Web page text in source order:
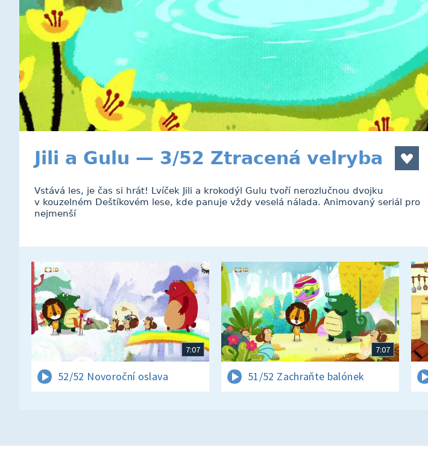
Jili a Gulu — 3/52 Ztracená velryba
Vstává les, je čas si hrát! Lvíček Jili a krokodýl Gulu tvoří nerozlučnou dvojku
v kouzelném Deštíkovém lese, kde panuje vždy veselá nálada. Animovaný seriál pro
nejmenší
7:07
52/52 Novoroční oslava
7:07
51/52 Zachraňte balónek